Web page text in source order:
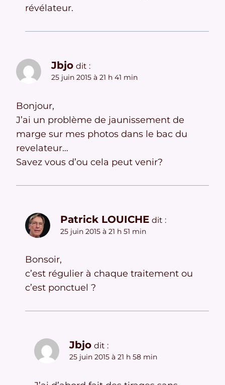
révélateur.
Jbjo dit :
25 juin 2015 à 21 h 41 min
Bonjour,
J’ai un problème de jaunissement de
marge sur mes photos dans le bac du
revelateur…
Savez vous d’ou cela peut venir?
Patrick LOUICHE dit :
25 juin 2015 à 21 h 51 min
Bonsoir,
c’est régulier à chaque traitement ou
c’est ponctuel ?
Jbjo dit :
25 juin 2015 à 21 h 58 min